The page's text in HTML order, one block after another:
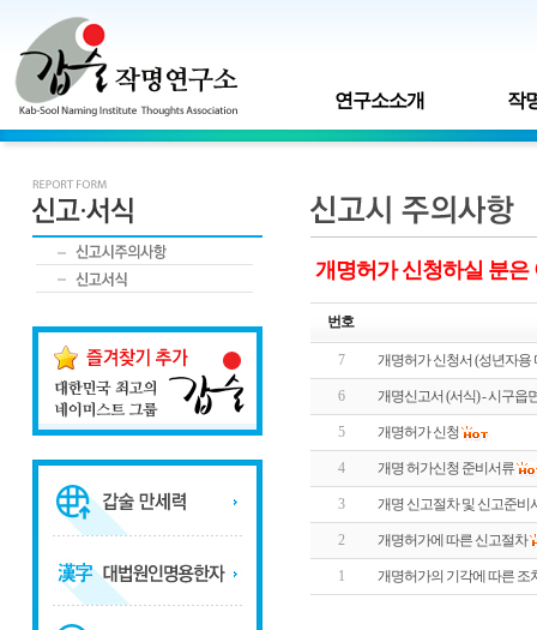
연구소소개 작
개명허가 신청하실 분은
번호
7 개명허가 신청서 (성년자
6 개명신고서 (서식) - 시구읍
5 개명허가 신청
4 개명 허가신청 준비서류
3 개명 신고절차 및 신고준비
2 개명허가에 따른 신고절차
1 개명허가의 기각에 따른 조